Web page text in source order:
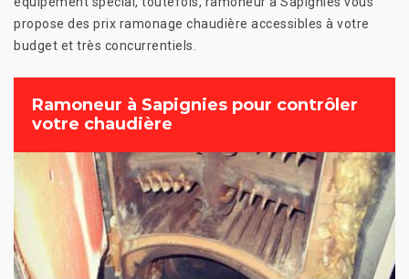
propose des prix ramonage chaudière accessibles à votre
budget et très concurrentiels.
Ramoneur à Sapignies pour contrôler
votre chaudière